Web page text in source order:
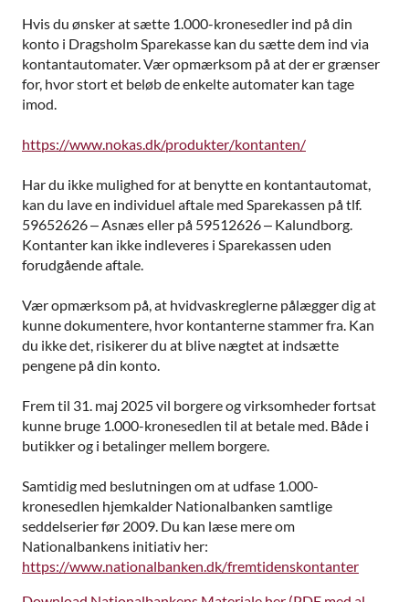
Hvis du ønsker at sætte 1.000-kronesedler ind på din
konto i Dragsholm Sparekasse kan du sætte dem ind via
kontantautomater. Vær opmærksom på at der er grænser
for, hvor stort et beløb de enkelte automater kan tage
imod.
https://www.nokas.dk/produkter/kontanten/
Har du ikke mulighed for at benytte en kontantautomat,
kan du lave en individuel aftale med Sparekassen på tlf.
59652626 – Asnæs eller på 59512626 – Kalundborg.
Kontanter kan ikke indleveres i Sparekassen uden
forudgående aftale.
Vær opmærksom på, at hvidvaskreglerne pålægger dig at
kunne dokumentere, hvor kontanterne stammer fra. Kan
du ikke det, risikerer du at blive nægtet at indsætte
pengene på din konto.
Frem til 31. maj 2025 vil borgere og virksomheder fortsat
kunne bruge 1.000-kronesedlen til at betale med. Både i
butikker og i betalinger mellem borgere.
Samtidig med beslutningen om at udfase 1.000-
kronesedlen hjemkalder Nationalbanken samtlige
seddelserier før 2009. Du kan læse mere om
Nationalbankens initiativ her:
https://www.nationalbanken.dk/fremtidenskontanter